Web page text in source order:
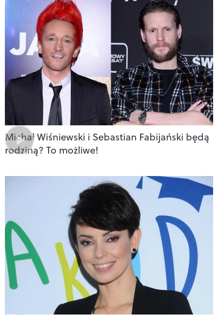
Michał Wiśniewski i Sebastian Fabijański będą
rodziną? To możliwe!